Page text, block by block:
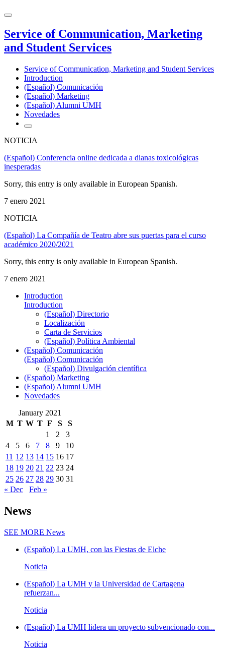
Service of Communication, Marketing
and Student Services
Service of Communication, Marketing and Student Services
Introduction
(Español) Comunicación
(Español) Marketing
(Español) Alumni UMH
Novedades
NOTICIA
(Español) Conferencia online dedicada a dianas toxicológicas
inesperadas
Sorry, this entry is only available in European Spanish.
7 enero 2021
NOTICIA
(Español) La Compañía de Teatro abre sus puertas para el curso
académico 2020/2021
Sorry, this entry is only available in European Spanish.
7 enero 2021
Introduction
Introduction
(Español) Directorio
Localización
Carta de Servicios
(Español) Política Ambiental
(Español) Comunicación
(Español) Comunicación
(Español) Divulgación científica
(Español) Marketing
(Español) Alumni UMH
Novedades
January 2021
M T W T F S
S
1
2
3
4
5 6 7 8 9
10
11 12 13 14 15 16 17
18 19 20 21 22 23 24
25 26 27 28 29 30 31
« Dec
Feb »
News
SEE MORE News
(Español) La UMH, con las Fiestas de Elche
Noticia
(Español) La UMH y la Universidad de Cartagena
refuerzan...
Noticia
(Español) La UMH lidera un proyecto subvencionado con...
Noticia